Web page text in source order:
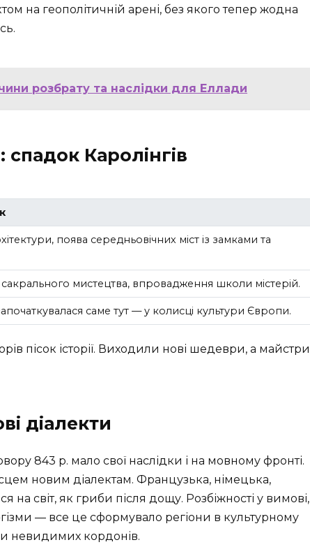
на геополітичній арені, без якого тепер жодна
розбрату та наслідки для Еллади
спадок Каролінгів
поява середньовічних міст із замками та
сакрального мистецтва, впровадження школи містерій.
саме тут — у колисці культури Європи.
пісок історії. Виходили нові шедеври, а майстри
діалекти
843 р. мало свої наслідки і на мовному фронті.
новим діалектам. Французька, німецька,
на світ, як гриби після дощу. Розбіжності у вимові,
— все це сформувало регіони в культурному
невидимих кордонів.